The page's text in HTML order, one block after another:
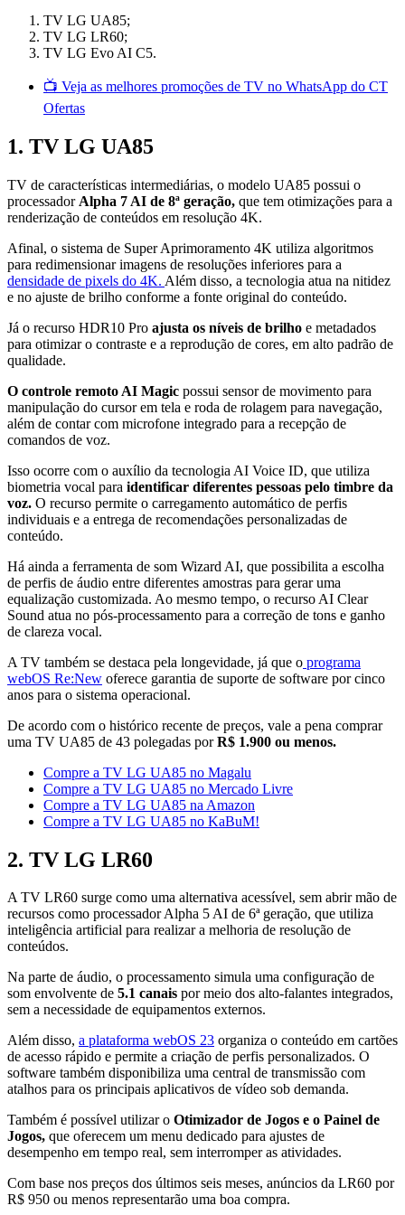
TV LG UA85;
TV LG LR60;
TV LG Evo AI C5.
📺 Veja as melhores promoções de TV no WhatsApp do CT
Ofertas
1. TV LG UA85
TV de características intermediárias, o modelo UA85 possui o
processador Alpha 7 AI de 8ª geração, que tem otimizações para a
renderização de conteúdos em resolução 4K.
Afinal, o sistema de Super Aprimoramento 4K utiliza algoritmos
para redimensionar imagens de resoluções inferiores para a
densidade de pixels do 4K. Além disso, a tecnologia atua na nitidez
e no ajuste de brilho conforme a fonte original do conteúdo.
Já o recurso HDR10 Pro ajusta os níveis de brilho e metadados
para otimizar o contraste e a reprodução de cores, em alto padrão de
qualidade.
O controle remoto AI Magic possui sensor de movimento para
manipulação do cursor em tela e roda de rolagem para navegação,
além de contar com microfone integrado para a recepção de
comandos de voz.
Isso ocorre com o auxílio da tecnologia AI Voice ID, que utiliza
biometria vocal para identificar diferentes pessoas pelo timbre da
voz. O recurso permite o carregamento automático de perfis
individuais e a entrega de recomendações personalizadas de
conteúdo.
Há ainda a ferramenta de som Wizard AI, que possibilita a escolha
de perfis de áudio entre diferentes amostras para gerar uma
equalização customizada. Ao mesmo tempo, o recurso AI Clear
Sound atua no pós-processamento para a correção de tons e ganho
de clareza vocal.
A TV também se destaca pela longevidade, já que o programa
webOS Re:New oferece garantia de suporte de software por cinco
anos para o sistema operacional.
De acordo com o histórico recente de preços, vale a pena comprar
uma TV UA85 de 43 polegadas porR$ 1.900 ou menos.
Compre a TV LG UA85 no Magalu
Compre a TV LG UA85 no Mercado Livre
Compre a TV LG UA85 na Amazon
Compre a TV LG UA85 no KaBuM!
2. TV LG LR60
A TV LR60 surge como uma alternativa acessível, sem abrir mão de
recursos como processador Alpha 5 AI de 6ª geração, que utiliza
inteligência artificial para realizar a melhoria de resolução de
conteúdos.
Na parte de áudio, o processamento simula uma configuração de
som envolvente de 5.1 canais por meio dos alto-falantes integrados,
sem a necessidade de equipamentos externos.
Além disso, a plataforma webOS 23 organiza o conteúdo em cartões
de acesso rápido e permite a criação de perfis personalizados. O
software também disponibiliza uma central de transmissão com
atalhos para os principais aplicativos de vídeo sob demanda.
Também é possível utilizar o Otimizador de Jogos e o Painel de
Jogos, que oferecem um menu dedicado para ajustes de
desempenho em tempo real, sem interromper as atividades.
Com base nos preços dos últimos seis meses, anúncios da LR60 por
R$ 950 ou menos representarão uma boa compra.